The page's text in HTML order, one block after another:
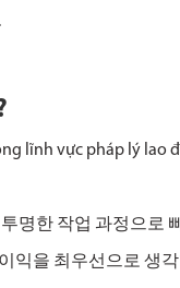
lĩnh vực pháp lý lao
명한 작업 과정으로
익을 최우선으로 생